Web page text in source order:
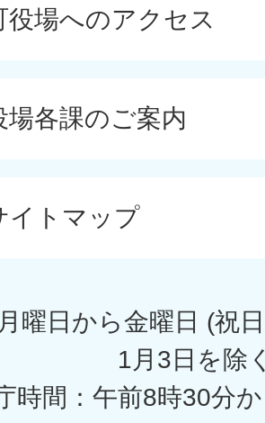
役場へのアクセス
場各課のご案内
イトマップ
曜日から金曜日 (祝
1月3日を除
時間：午前8時30分